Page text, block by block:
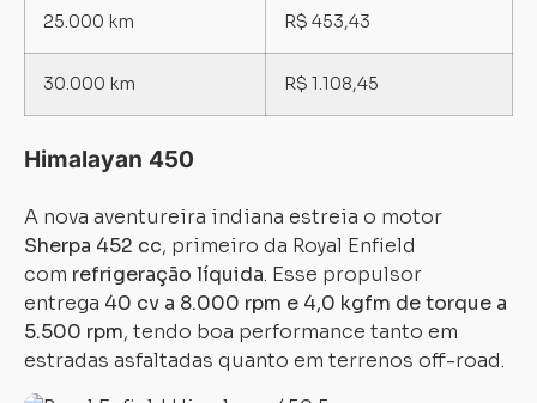
25.000 km R$ 453,43
30.000 km R$ 1.108,45
Himalayan 450
A nova aventureira indiana estreia o motor
Sherpa 452 cc, primeiro da Royal Enfield
com refrigeração líquida. Esse propulsor
entrega 40 cv a 8.000 rpm e 4,0 kgfm de torque a
5.500 rpm, tendo boa performance tanto em
estradas asfaltadas quanto em terrenos off-road.
Carregando...
Carregando...